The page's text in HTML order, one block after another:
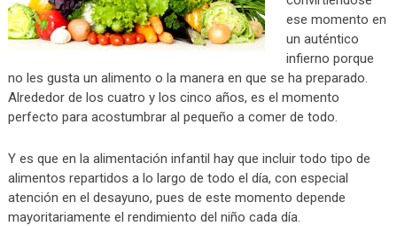
ese momento en
un auténtico
infierno porque
no les gusta un alimento o la manera en que se ha preparado.
Alrededor de los cuatro y los cinco años, es el momento
perfecto para acostumbrar al pequeño a comer de todo.
Y es que en la alimentación infantil hay que incluir todo tipo de
alimentos repartidos a lo largo de todo el día, con especial
atención en el desayuno, pues de este momento depende
mayoritariamente el rendimiento del niño cada día.